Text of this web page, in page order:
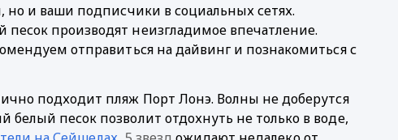
и ваши подписчики в социальных сетях.
производят неизгладимое впечатление.
отправиться на дайвинг и познакомиться с
подходит пляж Порт Лонэ. Волны не доберутся
песок позволит отдохнуть не только в воде,